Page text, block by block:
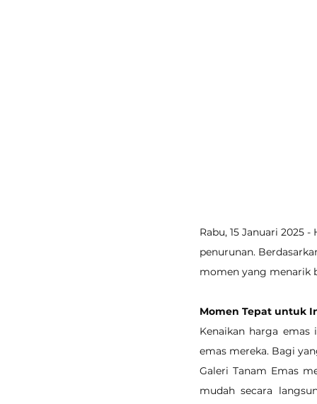
Rabu, 15 Januari
penurunan.
momen yang menarik
Momen Tepat untuk
Kenaikan harga
emas mereka. Bagi
Galeri Tanam Emas
mudah secara